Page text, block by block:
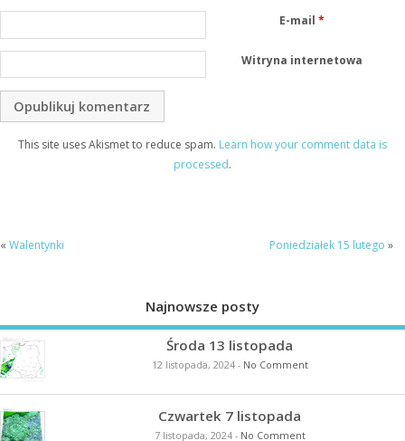
E-mail *
Witryna internetowa
This site uses Akismet to reduce spam. Learn how your comment data is
processed.
« Walentynki Poniedziałek 15 lutego »
Najnowsze posty
Środa 13 listopada
12 listopada, 2024- No Comment
Czwartek 7 listopada
7 listopada, 2024- No Comment